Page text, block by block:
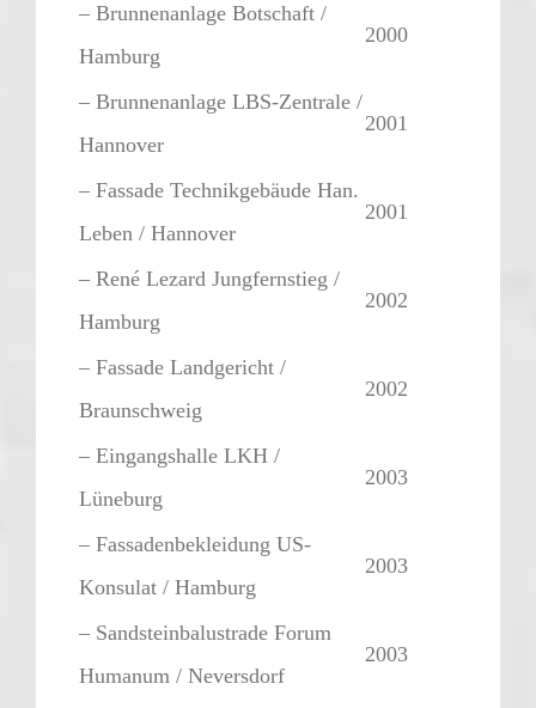
– Brunnenanlage Botschaft /
Hamburg
2000
– Brunnenanlage LBS-Zentrale /
Hannover
2001
– Fassade Technikgebäude Han.
Leben / Hannover
2001
– René Lezard Jungfernstieg /
Hamburg
2002
– Fassade Landgericht /
Braunschweig
2002
– Eingangshalle LKH /
Lüneburg
2003
– Fassadenbekleidung US-
Konsulat / Hamburg
2003
– Sandsteinbalustrade Forum
Humanum / Neversdorf
2003